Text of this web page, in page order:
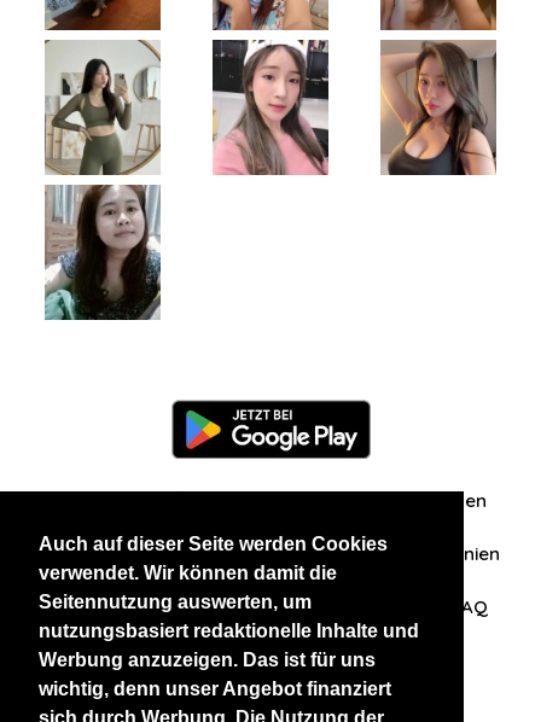
Auch auf dieser Seite werden Cookies
verwendet. Wir können damit die
Seitennutzung auswerten, um
nutzungsbasiert redaktionelle Inhalte und
Werbung anzuzeigen. Das ist für uns
wichtig, denn unser Angebot finanziert
Zuschriften/Erfahrungen
Datenschutzerklärung AGB Datenschutzrichtlinien
Nehmen Sie Kontakt mit uns auf FAQ
Unsere anderen Websites